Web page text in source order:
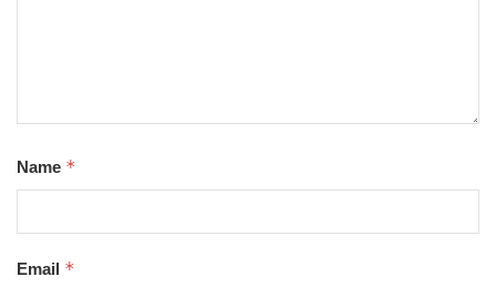
Name *
Email *